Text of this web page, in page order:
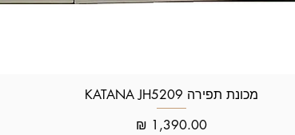
תצוגה מהירהמכונת תפירה KATANA JH5209
מחיר‏1,390.00 ‏₪